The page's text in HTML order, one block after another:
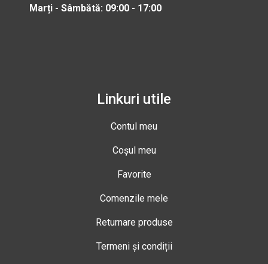
Marți - Sâmbătă: 09:00 - 17:00
Linkuri utile
Contul meu
Coșul meu
Favorite
Comenzile mele
Returnare produse
Termeni și condiții